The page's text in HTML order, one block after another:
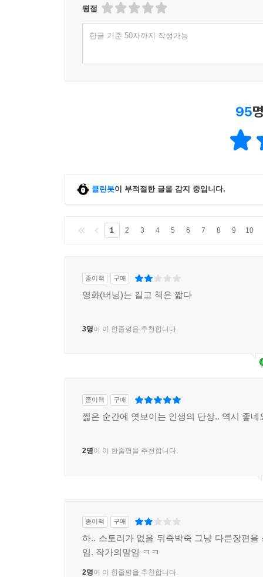
평점
한글 기준 50자까지 작성가능
95
클린봇이 부적절한 글을 감지 중입니다.
1 2 3 4 5 6 7 8 9 10
종이책 구매
영화(버닝)는 길고 책은 짧다
3명이 이 한줄평을 추천합니다.
종이책 구매
찗은 순간에 엿보이는 인생의 단상.. 역시 좋네
2명이 이 한줄평을 추천합니다.
종이책 구매
하.. 스토리가 없음 뒤죽박죽 그냥 다른장편을
임. 작가의말임 ㅋㅋ
2명이 이 한줄평을 추천합니다.